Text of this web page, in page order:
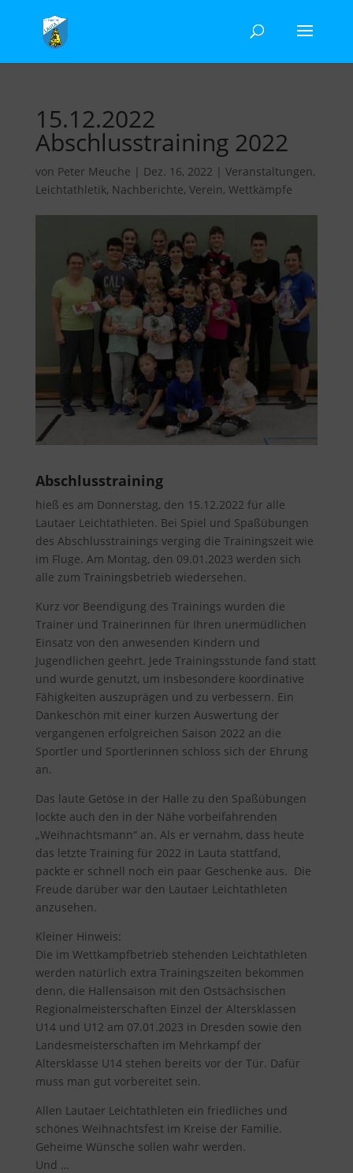
15.12.2022
Abschlusstraining 2022
von Peter Meuche | Dez. 16, 2022 | Veranstaltungen,
Leichtathletik, Nachberichte, Verein, Wettkämpfe
Abschlusstraining
hieß es am Donnerstag, den 15.12.2022 für alle
Lautaer Leichtathleten. Bei Spiel und Spaßübungen
des Abschlusstrainings verging die Trainingszeit wie
im Fluge. Am Montag, den 09.01.2023 werden sich
alle zum Trainingsbetrieb wiedersehen.
Kurz vor Beendigung des Trainings wurden die
Trainer und Trainerinnen für Ihren unermüdlichen
Einsatz von den anwesenden Kindern und
Jugendlichen geehrt. Jede Trainingsstunde fand statt
und wurde genutzt, um insbesondere koordinative
Fähigkeiten auszuprägen und zu verbessern. Ein
Dankeschön mit einer kurzen Auswertung der
vergangenen erfolgreichen Saison 2022 an die
Sportler und Sportlerinnen schloss sich der Ehrung
an.
Das laute Getöse in der Halle zu den Spaßübungen
lockte auch den in der Nähe vorbeifahrenden
„Weihnachtsmann“ an. Als er vernahm, dass heute
das letzte Training für 2022 in Lauta stattfand,
packte er schnell noch ein paar Geschenke aus. Die
Freude darüber war den Lautaer Leichtathleten
anzusehen.
Kleiner Hinweis:
Die im Wettkampfbetrieb stehenden Leichtathleten
werden natürlich extra Trainingszeiten bekommen
denn, die Hallensaison mit den Ostsächsischen
Regionalmeisterschaften Einzel der Altersklassen
U14 und U12 am 07.01.2023 in Dresden sowie den
Landesmeisterschaften im Mehrkampf der
Altersklasse U14 stehen bereits vor der Tür. Dafür
muss man gut vorbereitet sein.
Allen Lautaer Leichtathleten ein friedliches und
schönes Weihnachtsfest im Kreise der Familie.
Geheime Wünsche sollen wahr werden.
Und …